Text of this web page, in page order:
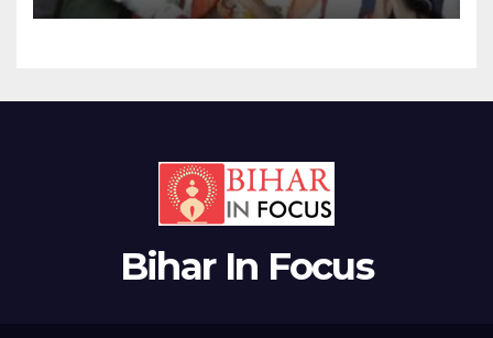
Bihar In Focus